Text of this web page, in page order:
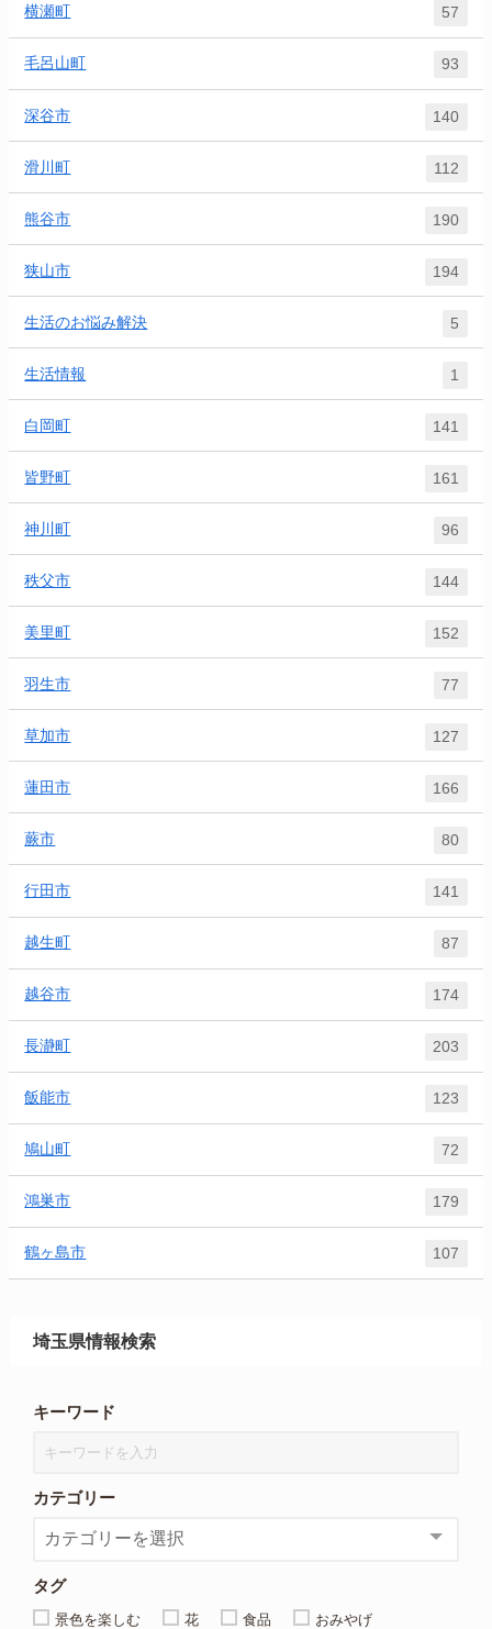
横瀬町 57
毛呂山町 93
深谷市 140
滑川町 112
熊谷市 190
狭山市 194
生活のお悩み解決 5
生活情報 1
白岡町 141
皆野町 161
神川町 96
秩父市 144
美里町 152
羽生市 77
草加市 127
蓮田市 166
蕨市 80
行田市 141
越生町 87
越谷市 174
長瀞町 203
飯能市 123
鳩山町 72
鴻巣市 179
鶴ヶ島市 107
埼玉県情報検索
キーワード
カテゴリー
タグ
景色を楽しむ 花 食品 おみやげ